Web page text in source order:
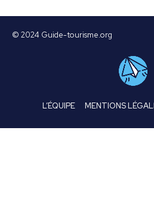
© 2024 Guide-tourisme.org
L’ÉQUIPE MENTIONS